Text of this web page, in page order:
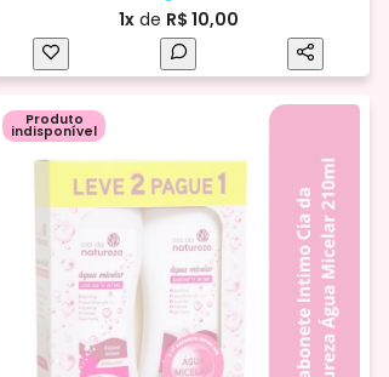
1xde R$ 10,00
Produto
indisponível